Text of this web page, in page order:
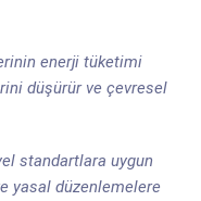
enerji tüketimi
düşürür ve çevresel
standartlara uygun
yasal düzenlemelere